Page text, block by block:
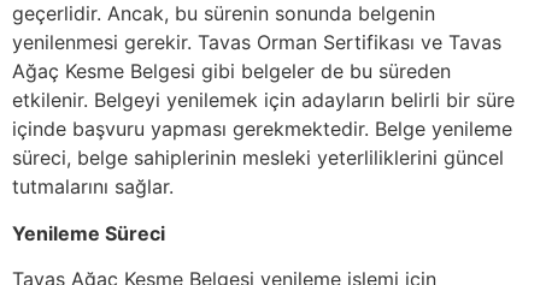
geçerlidir. Ancak, bu sürenin sonunda belgenin
yenilenmesi gerekir. Tavas Orman Sertifikası ve Tavas
Ağaç Kesme Belgesi gibi belgeler de bu süreden
etkilenir. Belgeyi yenilemek için adayların belirli bir süre
içinde başvuru yapması gerekmektedir. Belge yenileme
süreci, belge sahiplerinin mesleki yeterliliklerini güncel
tutmalarını sağlar.
Yenileme Süreci
Tavas Ağaç Kesme Belgesi yenileme işlemi için